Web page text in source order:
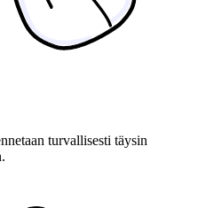
turvallisesti täysin